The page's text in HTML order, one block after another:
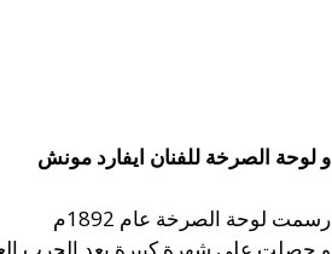
و لوحة الصرخة للفنان ايفارد مونش
رسمت لوحة الصرخة عام 1892م
و حصلت على شهرة كبيرة بعد الحرب